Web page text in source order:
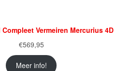
Vermeiren Mercurius 4D
€569,95
Meer info!